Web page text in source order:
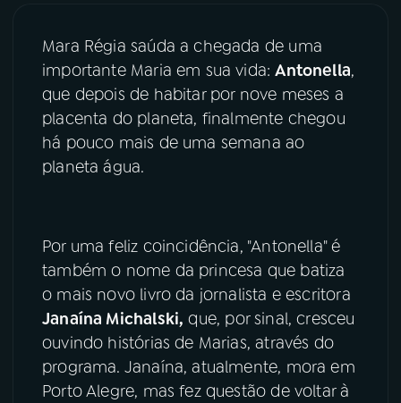
04 PROGRAMAS
PODCASTS
06VIDEOCASTS
FESTIVAL DE MÚSICA
ACOMPANHE A RÁDIO NACIONAL
YouTube Facebook
Mara Régia saúda a chegada de uma
importante Maria em sua vida:Antonella,
que depois de habitar por nove meses a
placenta do planeta, finalmente chegou
há pouco mais de uma semana ao
planeta água.
Por uma feliz coincidência, "Antonella" é
também o nome da princesa que batiza
o mais novo livro da jornalista e escritora
Janaína Michalski, que, por sinal, cresceu
ouvindo histórias de Marias, através do
programa. Janaína, atualmente, mora em
Porto Alegre, mas fez questão de voltar à